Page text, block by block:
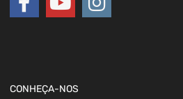
CONHEÇA-NOS